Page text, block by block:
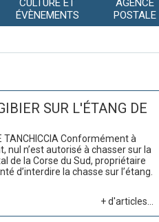
CULTURE ET
ÉVÈNEMENTS
AGENCE
POSTALE
SUR L'ÉTANG DE
TANCHICCIA Conformément à
nul n’est autorisé à chasser sur la
de la Corse du Sud, propriétaire
d’interdire la chasse sur l’étang.
+ d'articles...